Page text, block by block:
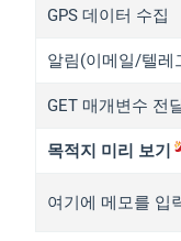
GPS 데이터 수집
알림(이메일/텔레
GET 매개변수 전
목적지 미리 보기
여기에 메모를 입